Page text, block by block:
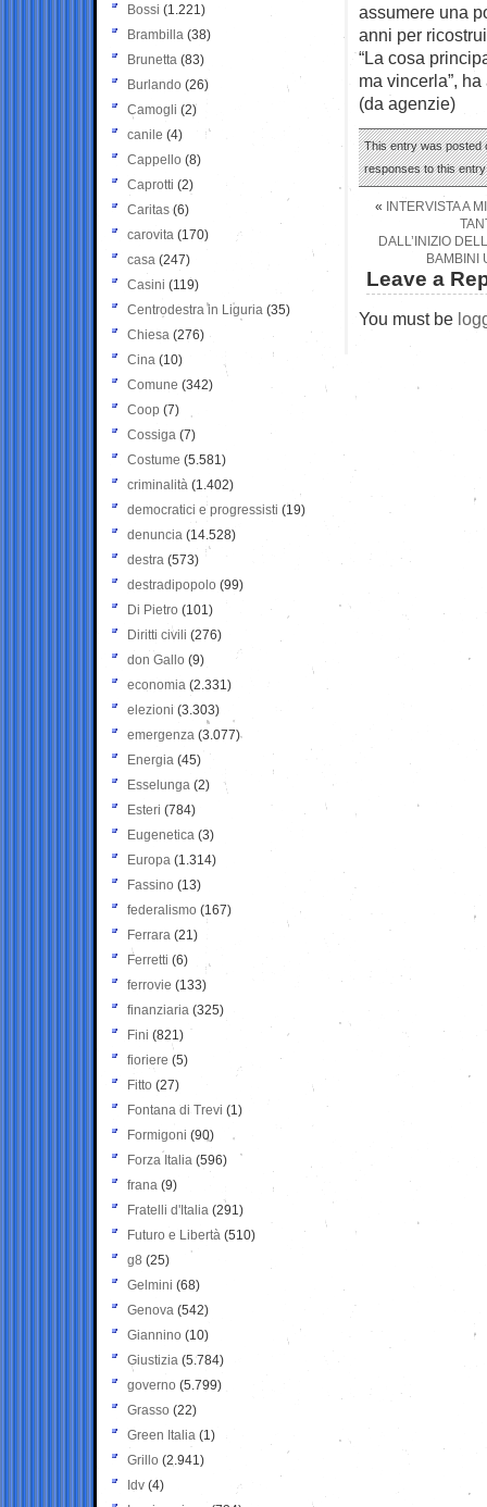
assumere una
anni per
“La cosa
ma vincerla”,
(da agenzie)
This entry was posted
responses to this
«
INTERVISTA A
DALL’INIZIO
BAMBINI
Leave a
You must be
Bossi (1.221)
Brambilla (38)
Brunetta (83)
Burlando (26)
Camogli (2)
canile (4)
Cappello (8)
Caprotti (2)
Caritas (6)
carovita (170)
casa (247)
Casini (119)
Centrodestra in Liguria (35)
Chiesa (276)
Cina (10)
Comune (342)
Coop (7)
Cossiga (7)
Costume (5.581)
criminalità (1.402)
democratici e progressisti (19)
denuncia (14.528)
destra (573)
destradipopolo (99)
Di Pietro (101)
Diritti civili (276)
don Gallo (9)
economia (2.331)
elezioni (3.303)
emergenza (3.077)
Energia (45)
Esselunga (2)
Esteri (784)
Eugenetica (3)
Europa (1.314)
Fassino (13)
federalismo (167)
Ferrara (21)
Ferretti (6)
ferrovie (133)
finanziaria (325)
Fini (821)
fioriere (5)
Fitto (27)
Fontana di Trevi (1)
Formigoni (90)
Forza Italia (596)
frana (9)
Fratelli d'Italia (291)
Futuro e Libertà (510)
g8 (25)
Gelmini (68)
Genova (542)
Giannino (10)
Giustizia (5.784)
governo (5.799)
Grasso (22)
Green Italia (1)
Grillo (2.941)
Idv (4)